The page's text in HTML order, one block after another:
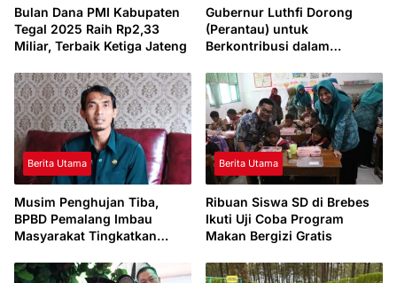
Bulan Dana PMI Kabupaten
Tegal 2025 Raih Rp2,33
Miliar, Terbaik Ketiga Jateng
Gubernur Luthfi Dorong
(Perantau) untuk
Berkontribusi dalam
Mereka
Berita Utama
Musim Penghujan Tiba,
BPBD Pemalang Imbau
Masyarakat Tingkatkan
Berita Utama
Ribuan Siswa SD di Brebes
Ikuti Uji Coba Program
Makan Bergizi Gratis